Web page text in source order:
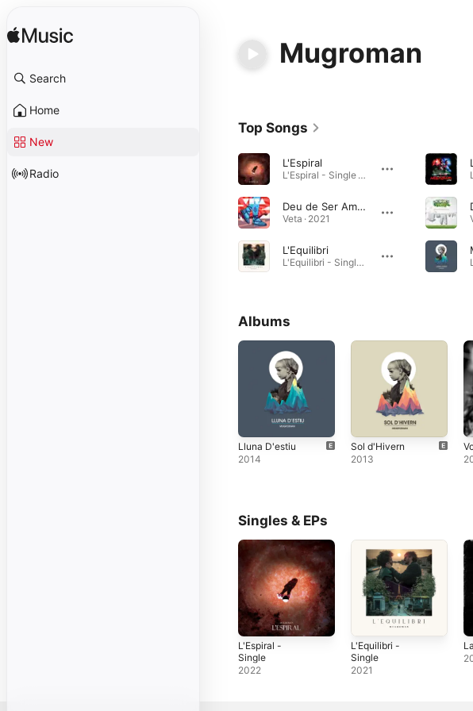
Search
Home
New
Radio
Mugroman
Top Songs
L'Espiral
L'Espiral - Single · 2022
Deu de Ser Amor
Veta · 2021
L'Equilibri
L'Equilibri - Single · 2021
Albums
Lluna D'estiu
2014
Sol d'Hivern
2013
Singles & EPs
L'Espiral -
Single
2022
L'Equilibri -
Single
2021